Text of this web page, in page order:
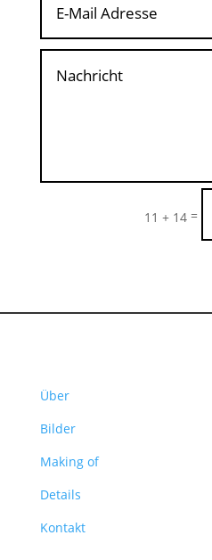
11 + 14 =
Über
Bilder
Making of
Details
Kontakt